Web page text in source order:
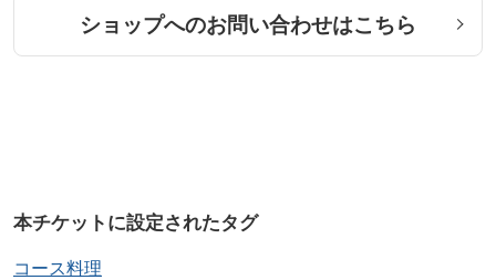
ショップへのお問い合わせはこちら
本チケットに設定されたタグ
コース料理